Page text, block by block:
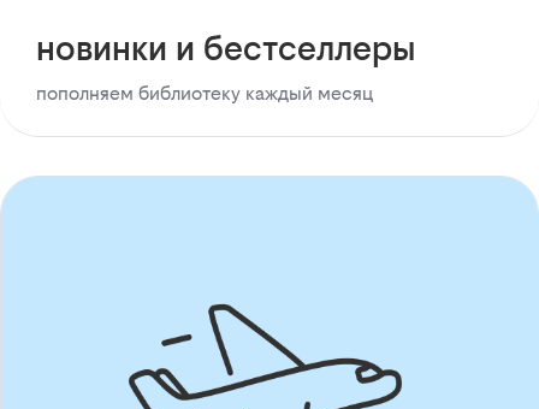
новинки и бестселлеры
пополняем библиотеку каждый месяц